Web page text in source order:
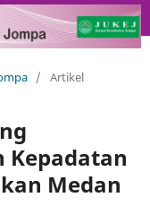
/ Artikel
Kepadatan
Medan